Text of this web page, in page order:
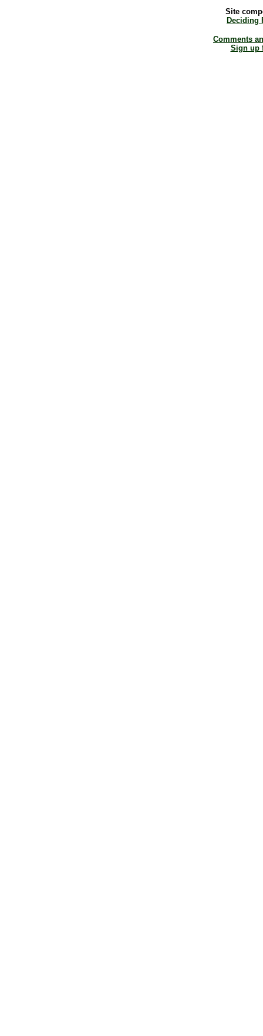
Site
Deciding
Comments
Sign up